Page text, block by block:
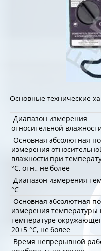
Основные технические
Диапазон измерения
относительной
Основная абсолютная
измерения
влажности при
°С, отн., не более
Диапазон измерения
°С
Основная абсолютная
измерения температуры
температуре
20±5 °С, не более
Время непрерывной